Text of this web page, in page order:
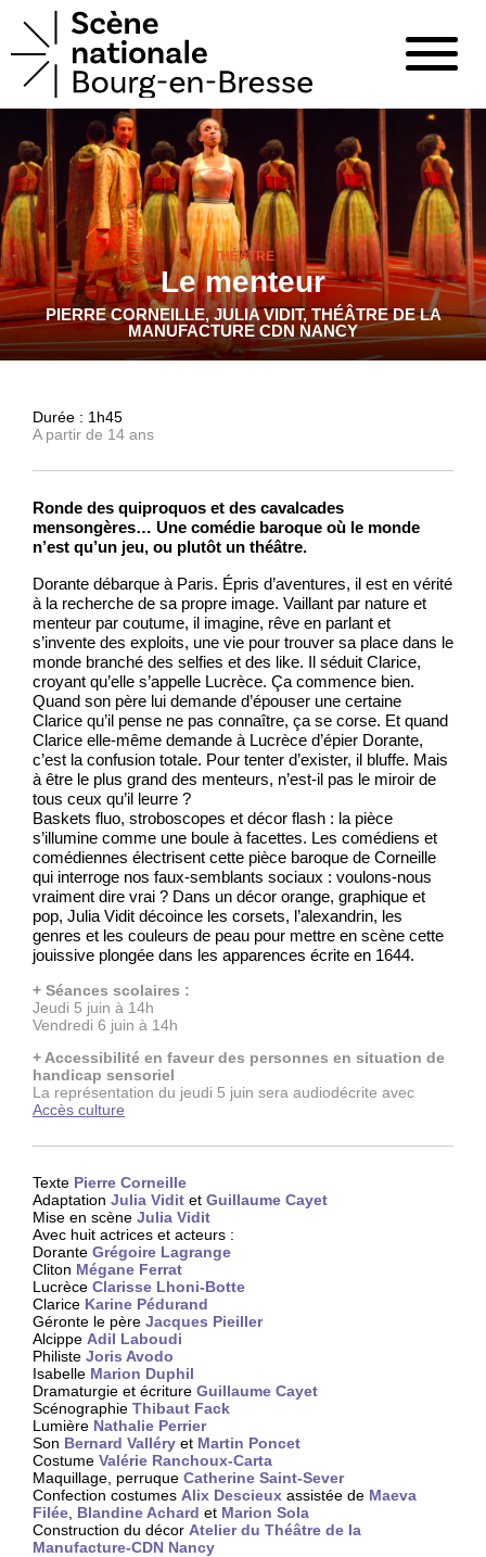
THÉÂTRE
Le menteur
PIERRE CORNEILLE, JULIA VIDIT, THÉÂTRE DE LA
MANUFACTURE CDN NANCY
Durée : 1h45
A partir de 14 ans
Ronde des quiproquos et des cavalcades
mensongères… Une comédie baroque où le monde
n’est qu’un jeu, ou plutôt un théâtre.
Dorante débarque à Paris. Épris d’aventures, il est en vérité
à la recherche de sa propre image. Vaillant par nature et
menteur par coutume, il imagine, rêve en parlant et
s’invente des exploits, une vie pour trouver sa place dans le
monde branché des selfies et des like. Il séduit Clarice,
croyant qu’elle s’appelle Lucrèce. Ça commence bien.
Quand son père lui demande d’épouser une certaine
Clarice qu’il pense ne pas connaître, ça se corse. Et quand
Clarice elle-même demande à Lucrèce d’épier Dorante,
c’est la confusion totale. Pour tenter d’exister, il bluffe. Mais
à être le plus grand des menteurs, n’est-il pas le miroir de
tous ceux qu’il leurre ?
Baskets fluo, stroboscopes et décor flash : la pièce
s’illumine comme une boule à facettes. Les comédiens et
comédiennes électrisent cette pièce baroque de Corneille
qui interroge nos faux-semblants sociaux : voulons-nous
vraiment dire vrai ? Dans un décor orange, graphique et
pop, Julia Vidit décoince les corsets, l’alexandrin, les
genres et les couleurs de peau pour mettre en scène cette
jouissive plongée dans les apparences écrite en 1644.
+ Séances scolaires :
Jeudi 5 juin à 14h
Vendredi 6 juin à 14h
+ Accessibilité en faveur des personnes en situation de
handicap sensoriel
La représentation du jeudi 5 juin sera audiodécrite avec
Accès culture
Texte Pierre Corneille
Adaptation Julia Vidit et Guillaume Cayet
Mise en scène Julia Vidit
Avec huit actrices et acteurs :
Dorante Grégoire Lagrange
Cliton Mégane Ferrat
Lucrèce Clarisse Lhoni-Botte
Clarice Karine Pédurand
Géronte le père Jacques Pieiller
Alcippe Adil Laboudi
Philiste Joris Avodo
Isabelle Marion Duphil
Dramaturgie et écriture Guillaume Cayet
Scénographie Thibaut Fack
Lumière Nathalie Perrier
Son Bernard Valléry et Martin Poncet
Costume Valérie Ranchoux-Carta
Maquillage, perruque Catherine Saint-Sever
Confection costumes Alix Descieux assistée de Maeva
Filée Blandine Achard et Marion Sola
Construction du décor Atelier du Théâtre de la
Manufacture-CDN Nancy